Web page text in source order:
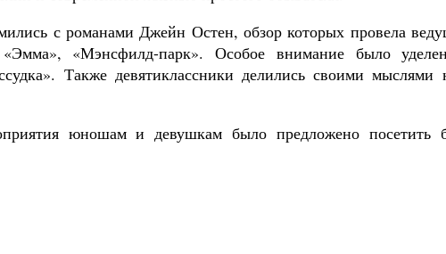
с романами Джейн Остен, обзор которых провела
«Эмма», «Мэнсфилд-парк». Особое внимание было
Также девятиклассники делились своими
юношам и девушкам было предложено посетить